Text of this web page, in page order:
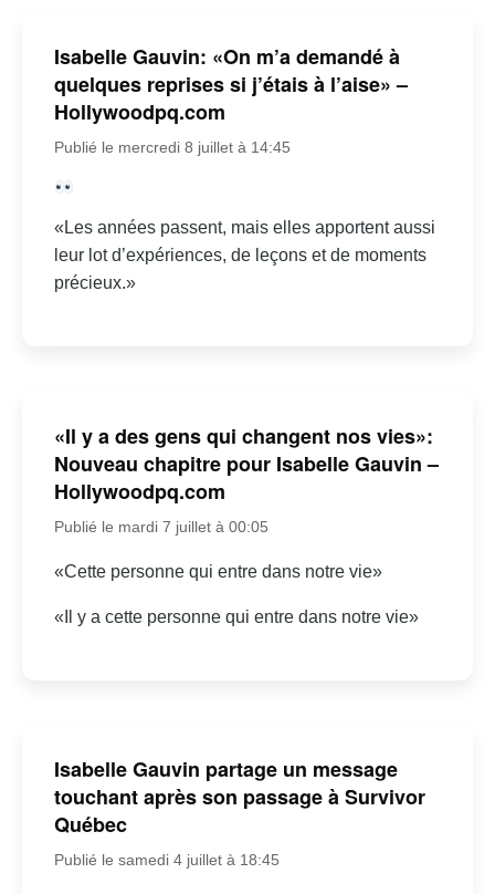
Isabelle Gauvin: «On m’a demandé à
quelques reprises si j’étais à l’aise» –
Hollywoodpq.com
Publié le mercredi 8 juillet à 14:45
«Les années passent, mais elles apportent aussi
leur lot d’expériences, de leçons et de moments
précieux.»
«Il y a des gens qui changent nos vies»:
Nouveau chapitre pour Isabelle Gauvin –
Hollywoodpq.com
Publié le mardi 7 juillet à 00:05
«Cette personne qui entre dans notre vie»
«Il y a cette personne qui entre dans notre vie»
Isabelle Gauvin partage un message
touchant après son passage à Survivor
Québec
Publié le samedi 4 juillet à 18:45